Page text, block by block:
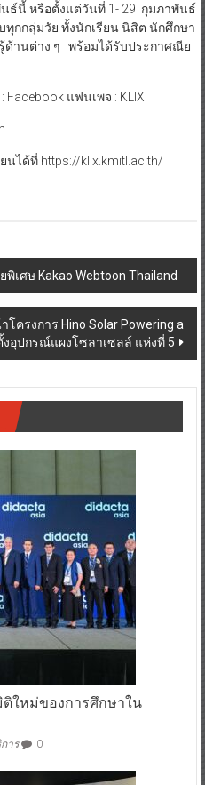
ธ์นี้ หรือตั้งแต่วันที่ 1- 29 กุมภาพันธ์
ทุกกลุ่มวัย ทั้งนักเรียน นิสิต นักศึกษา
ด้านต่าง ๆ พร้อมได้รับประกาศณีย
แฟนเพจ : KLIX
ได้ที่ https://klix.kmitl.ac.th/
เศษ Kakao Webtoon Thailand
โครงการ Hino Solar Powering a
งอุปกรณ์แผงโซลาเซลล์ แห่งที่ 5
ติใหม่ของการศึกษาใน
าร 0